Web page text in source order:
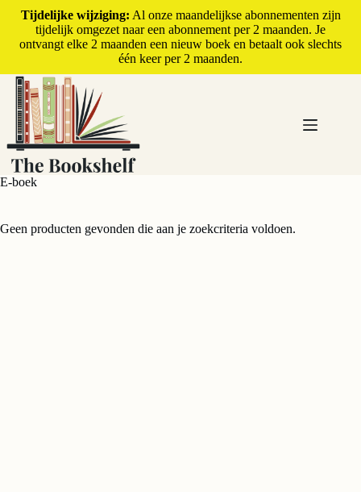
Tijdelijke wijziging: Al onze maandelijkse abonnementen zijn
tijdelijk omgezet naar een abonnement per 2 maanden. Je
ontvangt elke 2 maanden een nieuw boek en betaalt ook slechts
één keer per 2 maanden.
E-boek
Geen producten gevonden die aan je zoekcriteria voldoen.